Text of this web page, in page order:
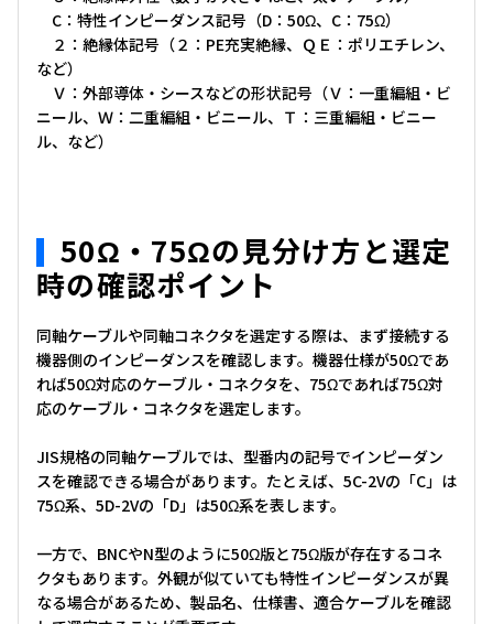
C：特性インピーダンス記号（D：50Ω、C：75Ω）
２：絶縁体記号（２：PE充実絶縁、ＱＥ：ポリエチレン、
など）
Ｖ：外部導体・シースなどの形状記号（Ｖ：一重編組・ビ
ニール、Ｗ：二重編組・ビニール、Ｔ：三重編組・ビニー
ル、など）
50Ω・75Ωの見分け方と選定
時の確認ポイント
同軸ケーブルや同軸コネクタを選定する際は、まず接続する
機器側のインピーダンスを確認します。機器仕様が50Ωであ
れば50Ω対応のケーブル・コネクタを、75Ωであれば75Ω対
応のケーブル・コネクタを選定します。
JIS規格の同軸ケーブルでは、型番内の記号でインピーダン
スを確認できる場合があります。たとえば、5C-2Vの「C」は
75Ω系、5D-2Vの「D」は50Ω系を表します。
一方で、BNCやN型のように50Ω版と75Ω版が存在するコネ
クタもあります。外観が似ていても特性インピーダンスが異
なる場合があるため、製品名、仕様書、適合ケーブルを確認